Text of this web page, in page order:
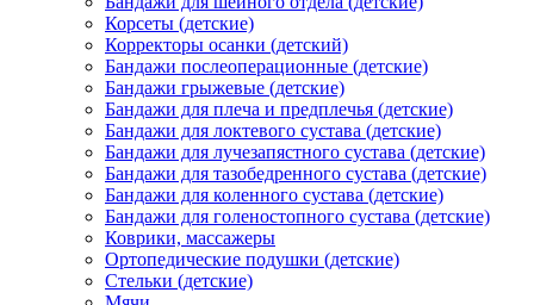
Корсеты (детские)
Корректоры осанки (детский)
Бандажи послеоперационные (детские)
Бандажи грыжевые (детские)
Бандажи для плеча и предплечья (детские)
Бандажи для локтевого сустава (детские)
Бандажи для лучезапястного сустава (детские)
Бандажи для тазобедренного сустава (детские)
Бандажи для коленного сустава (детские)
Бандажи для голеностопного сустава (детские)
Коврики, массажеры
Ортопедические подушки (детские)
Стельки (детские)